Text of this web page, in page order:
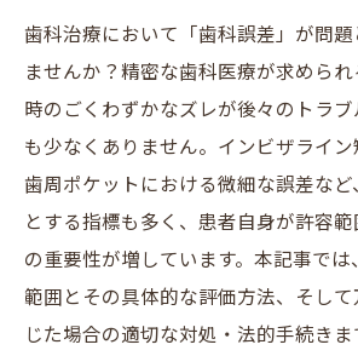
歯科治療において「歯科誤差」が問
ませんか？精密な歯科医療が求めら
時のごくわずかなズレが後々のトラ
も少なくありません。インビザライ
歯周ポケットにおける微細な誤差な
とする指標も多く、患者自身が許容
の重要性が増しています。本記事で
範囲とその具体的な評価方法、そし
じた場合の適切な対処・法的手続き